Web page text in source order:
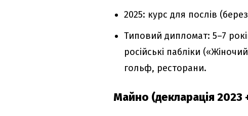
2025: курс для послів
Типовий дипломат: 5–7
російські пабліки
гольф, ресторани.
Майно (декларація 2023